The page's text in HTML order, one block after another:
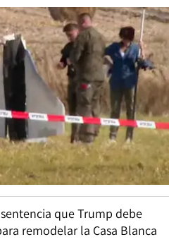
que Trump debe
remodelar la Casa Blanca